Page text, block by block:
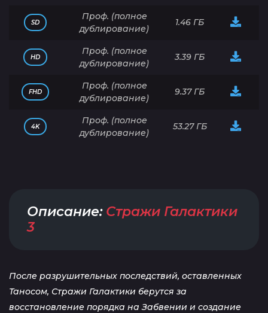
SD
Проф. (полное
дублирование)
1.46 ГБ
HD
Проф. (полное
дублирование)
3.39 ГБ
FHD
Проф. (полное
дублирование)
9.37 ГБ
4K
Проф. (полное
дублирование)
53.27 ГБ
Описание: Стражи Галактики
3
После разрушительных последствий, оставленных
Таносом, Стражи Галактики берутся за
восстановление порядка на Забвении и создание